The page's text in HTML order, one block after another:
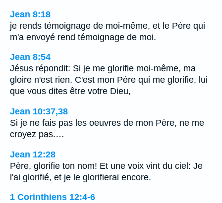
Jean 8:18
je rends témoignage de moi-même, et le Père qui
m'a envoyé rend témoignage de moi.
Jean 8:54
Jésus répondit: Si je me glorifie moi-même, ma
gloire n'est rien. C'est mon Père qui me glorifie, lui
que vous dites être votre Dieu,
Jean 10:37,38
Si je ne fais pas les oeuvres de mon Père, ne me
croyez pas.…
Jean 12:28
Père, glorifie ton nom! Et une voix vint du ciel: Je
l'ai glorifié, et je le glorifierai encore.
1 Corinthiens 12:4-6